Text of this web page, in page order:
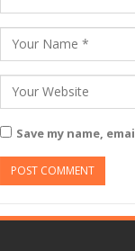
Save my name,